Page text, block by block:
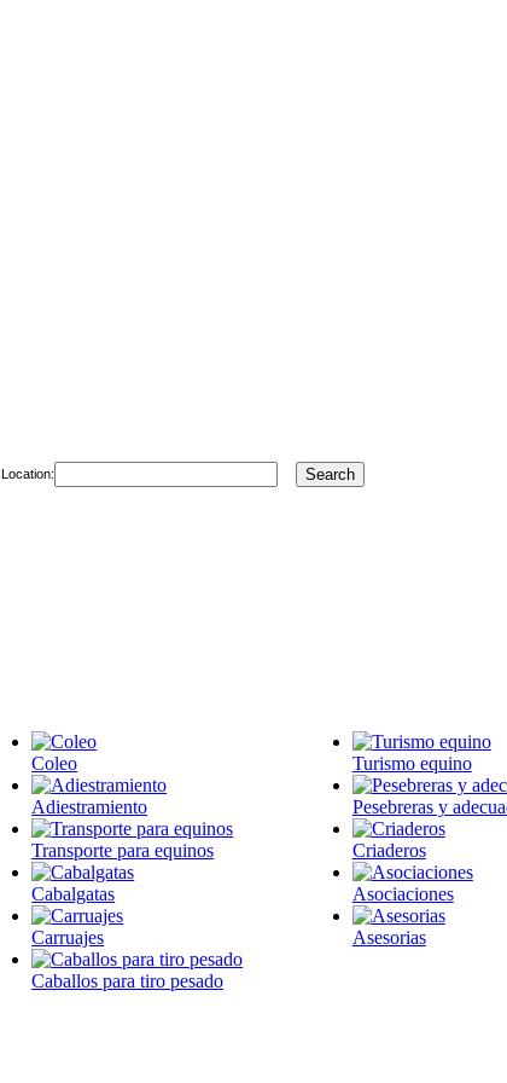
Location:
Coleo
Adiestramiento
Transporte para equinos
Cabalgatas
Carruajes
Caballos para tiro pesado
Turismo equino
Pesebreras y
Criaderos
Asociaciones
Asesorias